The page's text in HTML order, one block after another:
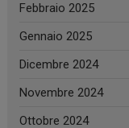
Febbraio 2025
Gennaio 2025
Dicembre 2024
Novembre 2024
Ottobre 2024